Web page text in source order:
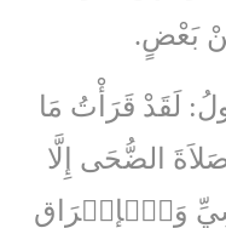
بَعْضٍ.
لَقَدْ قَرَأْتُ مَا
الضُّحَى إِلَّا
وَٱلۡإِشۡرَاقِ